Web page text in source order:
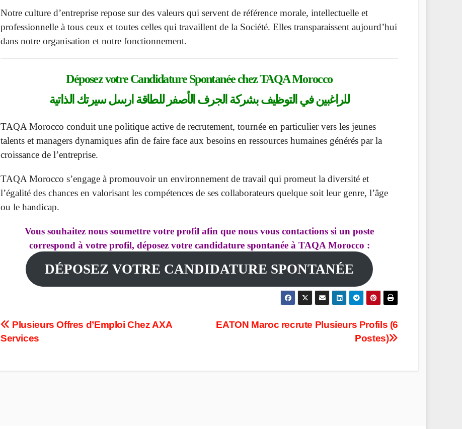
Notre culture d’entreprise repose sur des valeurs qui servent de référence morale, intellectuelle et
professionnelle à tous ceux et toutes celles qui travaillent de la Société. Elles transparaissent aujourd’hui
dans notre organisation et notre fonctionnement.
Déposez votreCandidature Spontanéechez TAQA Morocco
للراغبين في التوظيف بشركة الجرف الأصفر للطاقة ارسل سيرتك الذاتية
TAQA Morocco conduit une politique active de recrutement, tournée en particulier vers les jeunes
talents et managers dynamiques afin de faire face aux besoins en ressources humaines générés par la
croissance de l’entreprise.
TAQA Morocco s’engage à promouvoir un environnement de travail qui promeut la diversité et
l’égalité des chances en valorisant les compétences de ses collaborateurs quelque soit leur genre, l’âge
ou le handicap.
Vous souhaitez nous soumettre votre profil afin que nous vous contactions si un poste
correspond à votre profil, déposez votre candidature spontanée à TAQA Morocco :
DÉPOSEZ VOTRE CANDIDATURE SPONTANÉE
Post
EATON Maroc recrute Plusieurs Profils (6
Postes)
Plusieurs Offres d’Emploi Chez AXA
Services